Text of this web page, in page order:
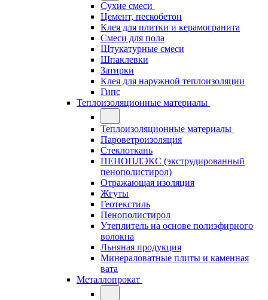
Сухие смеси
Цемент, пескобетон
Клея для плитки и керамогранита
Смеси для пола
Штукатурные смеси
Шпаклевки
Затирки
Клея для наружной теплоизоляции
Гипс
Теплоизоляционные материалы
Теплоизоляционные материалы
Пароветроизоляция
Стеклоткань
ПЕНОПЛЭКС (экструдированный
пенополистирол)
Отражающая изоляция
Жгуты
Геотекстиль
Пенополистирол
Утеплитель на основе полиэфирного
волокна
Льняная продукция
Минераловатные плиты и каменная
вата
Металлопрокат